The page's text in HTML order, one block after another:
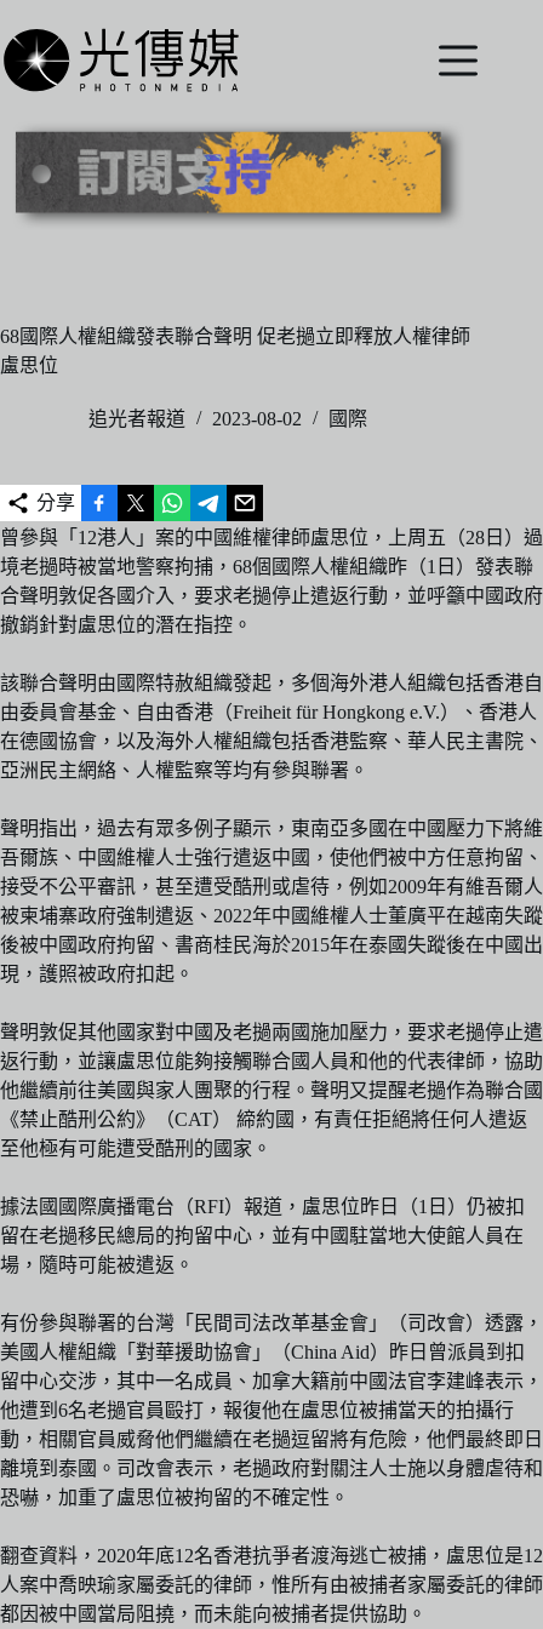
至
主
內
68國際人權組織發表聯合聲明 促老撾立即釋放人權律師
盧思位
追光者報道 2023-08-02 國際
分享
曾參與「12港人」案的中國維權律師盧思位，上周五（28日）過
境老撾時被當地警察拘捕，68個國際人權組織昨（1日）發表聯
合聲明敦促各國介入，要求老撾停止遣返行動，並呼籲中國政府
撤銷針對盧思位的潛在指控。
該聯合聲明由國際特赦組織發起，多個海外港人組織包括香港自
由委員會基金、自由香港（Freiheit für Hongkong e.V.）、香港人
在德國協會，以及海外人權組織包括香港監察、華人民主書院、
亞洲民主網絡、人權監察等均有參與聯署。
聲明指出，過去有眾多例子顯示，東南亞多國在中國壓力下將維
吾爾族、中國維權人士強行遣返中國，使他們被中方任意拘留、
接受不公平審訊，甚至遭受酷刑或虐待，例如2009年有維吾爾人
被柬埔寨政府強制遣返、2022年中國維權人士董廣平在越南失蹤
後被中國政府拘留、書商桂民海於2015年在泰國失蹤後在中國出
現，護照被政府扣起。
聲明敦促其他國家對中國及老撾兩國施加壓力，要求老撾停止遣
返行動，並讓盧思位能夠接觸聯合國人員和他的代表律師，協助
他繼續前往美國與家人團聚的行程。聲明又提醒老撾作為聯合國
《禁止酷刑公約》（CAT） 締約國，有責任拒絕將任何人遣返
至他極有可能遭受酷刑的國家。
據法國國際廣播電台（RFI）報道，盧思位昨日（1日）仍被扣
留在老撾移民總局的拘留中心，並有中國駐當地大使館人員在
場，隨時可能被遣返。
有份參與聯署的台灣「民間司法改革基金會」（司改會）透露，
美國人權組織「對華援助協會」（China Aid）昨日曾派員到扣
留中心交涉，其中一名成員、加拿大籍前中國法官李建峰表示，
他遭到6名老撾官員毆打，報復他在盧思位被捕當天的拍攝行
動，相關官員威脅他們繼續在老撾逗留將有危險，他們最終即日
離境到泰國。司改會表示，老撾政府對關注人士施以身體虐待和
恐嚇，加重了盧思位被拘留的不確定性。
翻查資料，2020年底12名香港抗爭者渡海逃亡被捕，盧思位是12
人案中喬映瑜家屬委託的律師，惟所有由被捕者家屬委託的律師
都因被中國當局阻撓，而未能向被捕者提供協助。